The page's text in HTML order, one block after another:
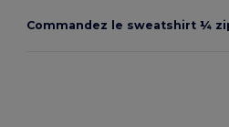
Commandez le sweatshirt ¼